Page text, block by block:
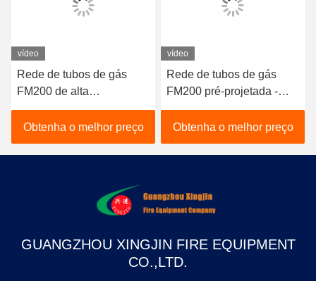
vídeo
Rede de tubos de gás
FM200 de alta
capacidade -
Equipamento de extinção
de incêndio de qualidade
profissional
Obtenha o melhor preço
vídeo
Rede de tubos de gás
FM200 pré-projetada -
Sistema de gás inerte
fiável para centrais
elétricas
Obtenha o melhor preço
GUANGZHOU XINGJIN FIRE EQUIPMENT
CO.,LTD.